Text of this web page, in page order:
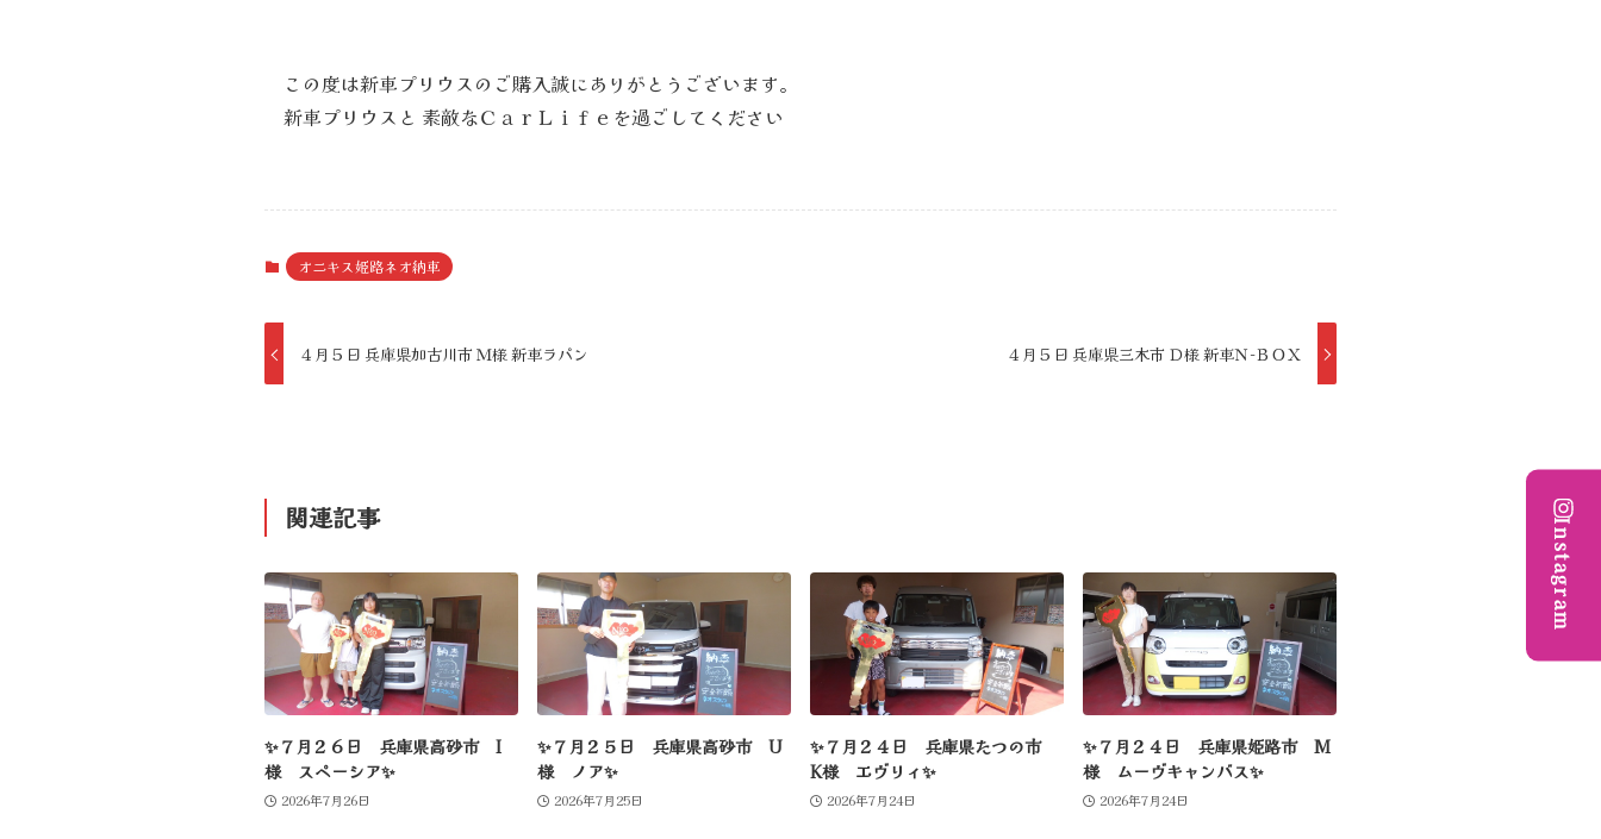
この度は新車プリウスのご購入誠にありがとうございます。
新車プリウスと 素敵なＣａｒＬｉｆｅを過ごしてください
オニキス姫路ネオ納車
４月５日 兵庫県加古川市 Ｍ様 新車ラパン ４月５日 兵庫県三木市 Ｄ様 新車Ｎ-ＢＯＸ
関連記事
✨７月２６日 兵庫県高砂市 I
様 スペーシア✨
2026年7月26日
✨７月２５日 兵庫県高砂市 U
様 ノア✨
2026年7月25日
✨７月２４日 兵庫県たつの市
K様 エヴリィ✨
2026年7月24日
✨７月２４日 兵庫県姫路市 M
様 ムーヴキャンバス✨
2026年7月24日
Instagram